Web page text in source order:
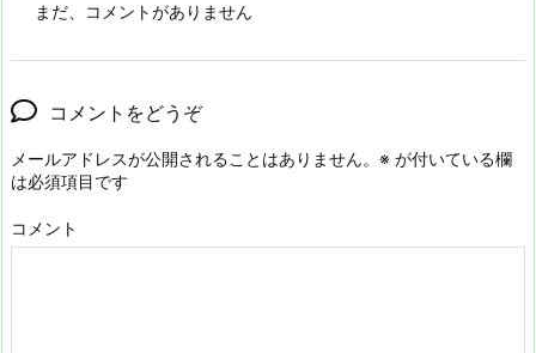
まだ、コメントがありません
コメントをどうぞ
メールアドレスが公開されることはありません。 ※ が付いている欄
は必須項目です
コメント